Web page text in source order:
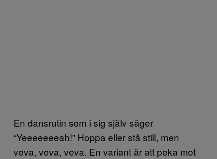
En dansrutin som i sig själv säger
“Yeeeeeeeah!” Hoppa eller stå still, men
veva, veva, veva. En variant är att peka mot